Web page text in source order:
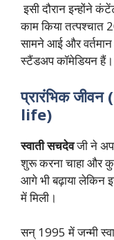
इसी दौरान इन्होंने
काम किया तत्पश्चात
सामने आई और वर्तमान
स्टैंडअप कॉमेडियन हैं।
प्रारंभिक जीवन (
life)
स्वाती सचदेवजी ने
शुरू करना चाहा और
आगे भी बढ़ाया लेकिन
में मिली।
सन् 1995 में जन्मी